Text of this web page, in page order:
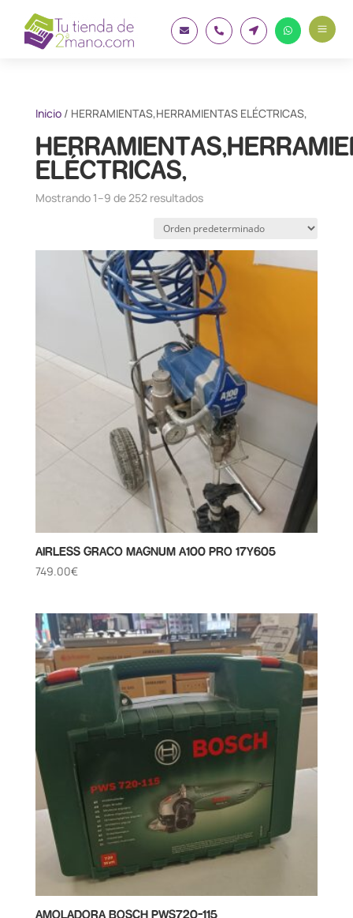
    a
Inicio/ HERRAMIENTAS,HERRAMIENTAS ELÉCTRICAS,
ELÉCTRICAS,
Mostrando 1–9 de 252 resultados
AIRLESS GRACO MAGNUM A100 PRO 17Y605
749.00€
AMOLADORA BOSCH PWS720-115